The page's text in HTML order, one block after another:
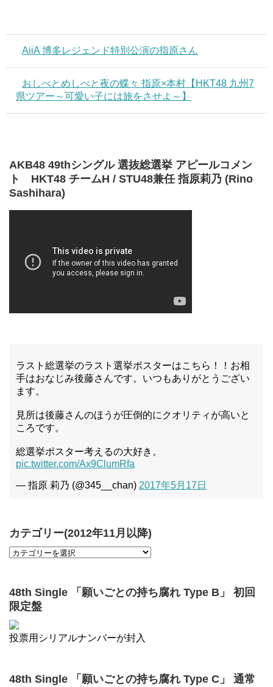
AiiA 博多レジェンド特別公演の指原さん
おしべとめしべと夜の蝶々 指原×本村【HKT48 九州7
県ツアー～可愛い子には旅をさせよ～】
AKB48 49thシングル 選抜総選挙 アピールコメン
ト HKT48 チームH / STU48兼任 指原莉乃 (Rino
Sashihara)
ラスト総選挙のラスト選挙ポスターはこちら！！お相
手はおなじみ後藤さんです。いつもありがとうござい
ます。
見所は後藤さんのほうが圧倒的にクオリティが高いと
ころです。
総選挙ポスター考えるの大好き。
pic.twitter.com/Ax9ClumRfa
— 指原 莉乃 (@345__chan) 2017年5月17日
カテゴリー(2012年11月以降)
48th Single 「願いごとの持ち腐れ Type B」 初回
限定盤
投票用シリアルナンバーが封入
48th Single 「願いごとの持ち腐れ Type C」 通常